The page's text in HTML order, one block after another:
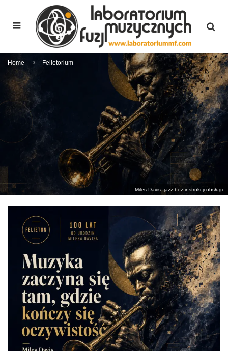
Home Felietorium
Miles Davis: jazz bez instrukcji obsługi